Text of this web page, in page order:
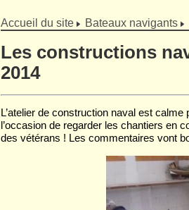
Accueil du site Bateaux navigants
Les constructions
2014
L’atelier de construction naval est
l’occasion de regarder les chantiers en
des vétérans ! Les commentaires vont